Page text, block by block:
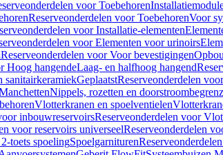
voor Toebehoren
Reserveonderdelen voor ToebehorenVoor
voor Installatie-elementen
voor Elementen voor urinoirs
Reserveonderdelen voor Voor bevestigingen
Hoog hangendeLaag- en halfhoog hangend
sanitairkeramiekGeplaatstReserveonderdelen
Nippels, rozetten en
Vlotterkranen en spoelventielen
inbouwreservoirsReserveonderdelen voor
voor reservoirs universeelReserveonderdelen
toets spoelingSpoelgarnituren